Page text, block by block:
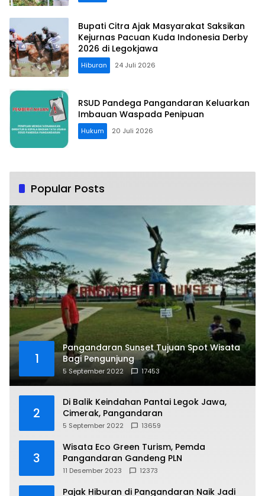
Bupati Citra Ajak Masyarakat Saksikan
Kejurnas Pacuan Kuda Indonesia Derby
2026 di Legokjawa
Hiburan 24 Juli 2026
RSUD Pandega Pangandaran Keluarkan
Imbauan Waspada Penipuan
Hukum 20 Juli 2026
Popular Posts
1
Pangandaran Sunset Tujuan Spot Wisata
Bagi Pengunjung
5 September 2022 17453
2
Di Balik Keindahan Pantai Legok Jawa,
Cimerak, Pangandaran
5 September 2022 13659
3
Wisata Eco Green Turism, Pemda
Pangandaran Gandeng PLN
11 Desember 2023 12373
Pajak Hiburan di Pangandaran Naik Jadi